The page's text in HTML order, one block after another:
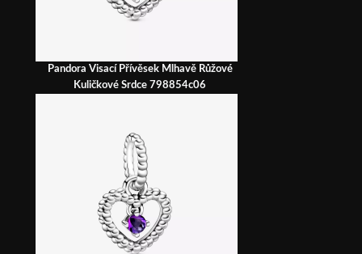
Pandora Visací Přívěsek Mlhavě Růžové
Kuličkové Srdce 798854c06